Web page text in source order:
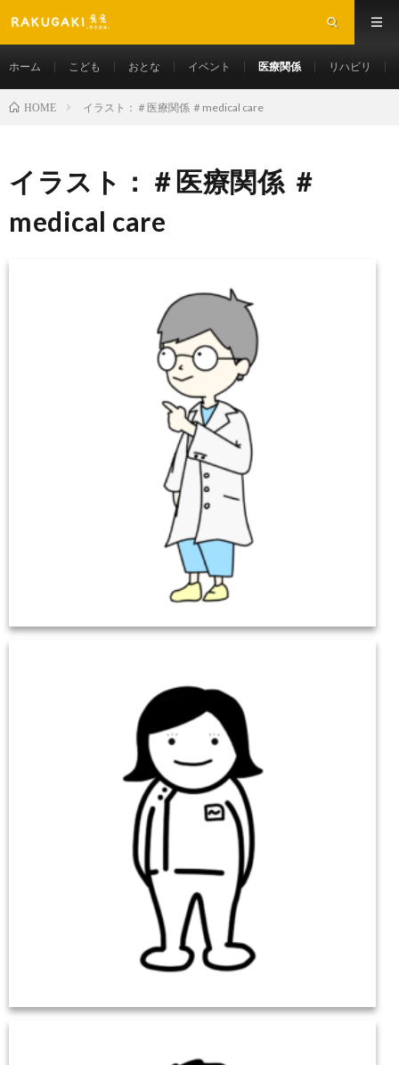
ホーム こども おとな イベント 医療関係 リハビリ
HOME イラスト：＃医療関係 ＃medical care
イラスト：＃医療関係 ＃
medical care